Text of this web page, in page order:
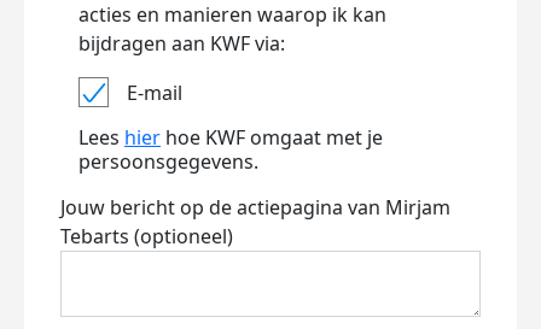
acties en manieren waarop ik kan
bijdragen aan KWF via:
E-mail
Lees hier hoe KWF omgaat met je
persoonsgegevens.
Jouw bericht op de actiepagina van Mirjam
Tebarts (optioneel)